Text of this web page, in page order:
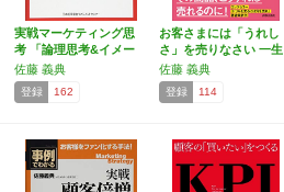
実戦マーケティング思
考 「論理思考&イメー
ジ…
佐藤 義典
登録 162
お客さまには「うれし
さ」を売りなさい 一生
稼…
佐藤 義典
登録 114